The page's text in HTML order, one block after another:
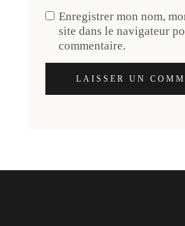
Enregistrer mon nom,
site dans le navigateur
commentaire.
LAISSER UN